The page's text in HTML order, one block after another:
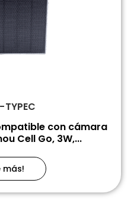
TYPEC
con cámara
Cell Go, 3W,...
más!